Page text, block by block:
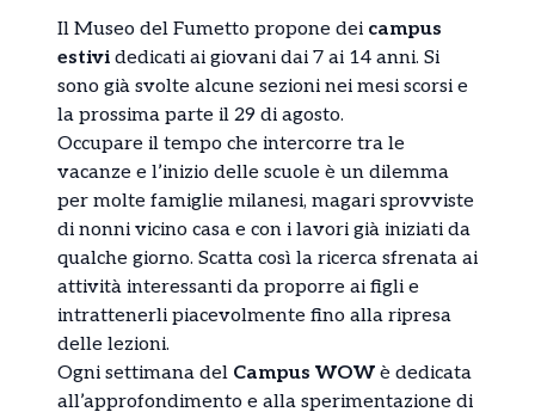
Il Museo del Fumetto propone dei campus
estivi dedicati ai giovani dai 7 ai 14 anni. Si
sono già svolte alcune sezioni nei mesi scorsi e
la prossima parte il 29 di agosto.
Occupare il tempo che intercorre tra le
vacanze e l’inizio delle scuole è un dilemma
per molte famiglie milanesi, magari sprovviste
di nonni vicino casa e con i lavori già iniziati da
qualche giorno. Scatta così la ricerca sfrenata ai
attività interessanti da proporre ai figli e
intrattenerli piacevolmente fino alla ripresa
delle lezioni.
Ogni settimana del Campus WOW è dedicata
all’approfondimento e alla sperimentazione di